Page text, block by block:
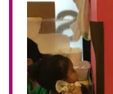
2023年 05月(20)
2023年 04月(20)
2023年 03月(22)
2023年 02月(19)
2023年 01月(19)